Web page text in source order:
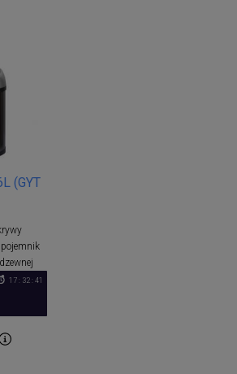
(GYT
17 : 32 : 41